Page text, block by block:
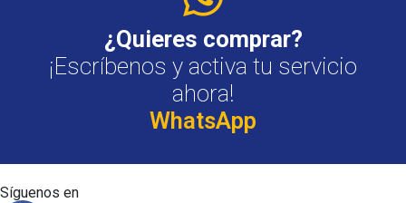
¿Quieres comprar?
¡Escríbenos y activa tu servicio
ahora!
WhatsApp
Síguenos en